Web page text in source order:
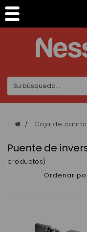
Caja de
Puente de
productos)
Ordenar
Panel de gestión de